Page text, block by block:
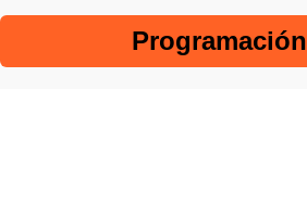
Programación